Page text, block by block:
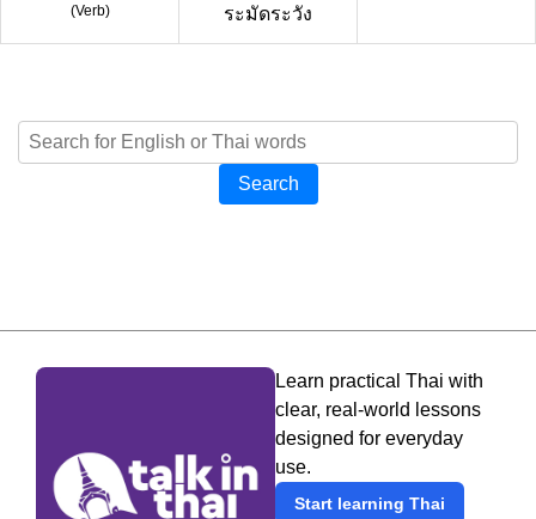
(Verb)
ระมัดระวัง
Search
Learn practical Thai with
clear, real-world lessons
designed for everyday
use.
Start learning Thai